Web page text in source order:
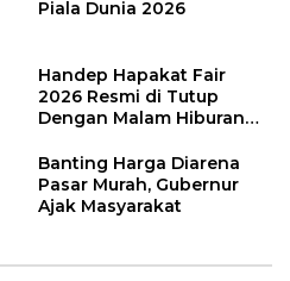
Piala Dunia 2026
Handep Hapakat Fair
2026 Resmi di Tutup
Dengan Malam Hiburan
Banting Harga Diarena
Pasar Murah, Gubernur
Ajak Masyarakat